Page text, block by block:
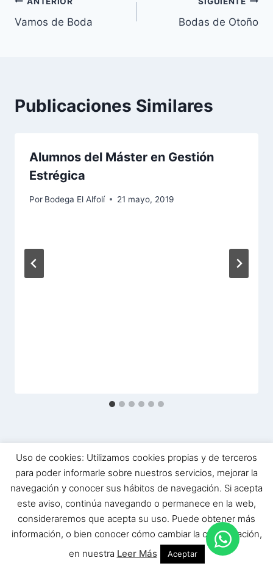
Vamos de Boda Bodas de Otoño
Publicaciones Similares
Alumnos del Máster en Gestión
Estrégica
Por Bodega El Alfolí 21 mayo, 2019
© 2026 Museo Bodega El Alfolí | Hecho
con ❤️ byredeswebs.com
Uso de cookies: Utilizamos cookies propias y de terceros
para poder informarle sobre nuestros servicios, mejorar la
navegación y conocer sus hábitos de navegación. Si acepta
este aviso, continúa navegando o permanece en la web,
consideraremos que acepta su uso. Puede obtener más
información, o bien conocer cómo cambiar la configuración,
en nuestra Leer Más Aceptar